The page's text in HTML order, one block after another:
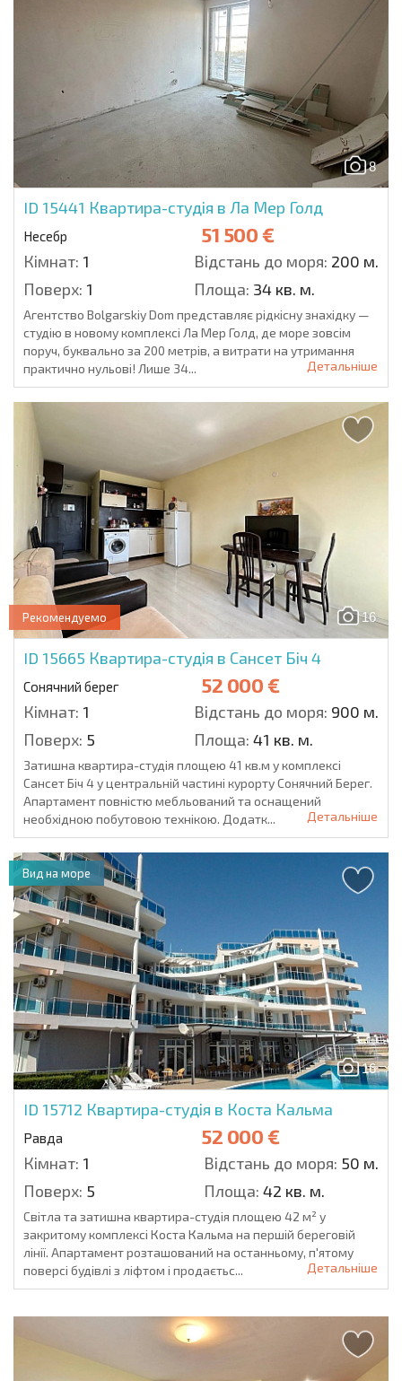
8
ID 15441 Квартира-студія в Ла Мер Голд
Несебр 51 500 €
Кімнат: 1 Відстань до моря: 200 м.
Поверх: 1 Площа: 34 кв. м.
Агентство Bolgarskiy Dom представляє рідкісну знахідку —
студію в новому комплексі Ла Мер Голд, де море зовсім
поруч, буквально за 200 метрів, а витрати на утримання
практично нульові! Лише 34...
Детальніше
16
Рекомендуемо
ID 15665 Квартира-студія в Сансет Біч 4
Сонячний берег 52 000 €
Кімнат: 1 Відстань до моря: 900 м.
Поверх: 5 Площа: 41 кв. м.
Затишна квартира-студія площею 41 кв.м у комплексі
Сансет Біч 4 у центральній частині курорту Сонячний Берег.
Апартамент повністю мебльований та оснащений
необхідною побутовою технікою. Додатк...
Детальніше
16
ID 15712 Квартира-студія в Коста Кальма
Равда 52 000 €
Кімнат: 1 Відстань до моря: 50 м.
Поверх: 5 Площа: 42 кв. м.
Вид на море
Світла та затишна квартира-студія площею 42 м² у
закритому комплексі Коста Кальма на першій береговій
лінії. Апартамент розташований на останньому, п'ятому
поверсі будівлі з ліфтом і продаєтьс...
Детальніше